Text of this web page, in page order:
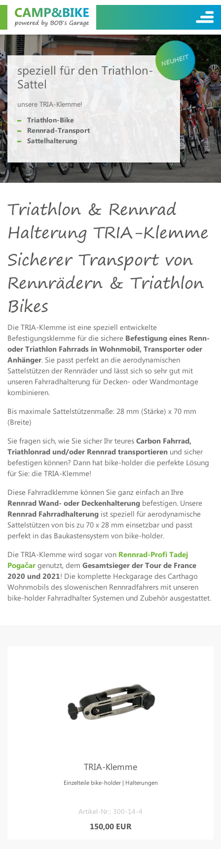
speziell für den Triathlon-
Sattel
unsere TRIA-Klemme!
Triathlon-Bike
Rennrad-Transport
Sattelhalterung
NEUHEIT
Triathlon & Rennrad
Halterung TRIA-Klemme
Sicherer Transport von
Rennrädern & Triathlon
Bikes
Die TRIA-Klemme ist eine speziell entwickelte
Befestigungsklemme für die sichere Befestigung eines Renn-
oder Triathlon Fahrrads in Wohnmobil, Transporter oder
Anhänger. Sie passt perfekt an die aerodynamischen
Sattelstützen der Rennräder und lässt sich so sehr gut mit
unseren Fahrradhalterung für Decken- oder Wandmontage
kombinieren.
Bis maximale Sattelstützenmaße: 28 mm (Stärke) x 70 mm
(Breite)
Sie fragen sich, wie Sie sicher Ihr teures Carbon Fahrrad,
Triathlonrad und/oder Rennrad transportieren und sicher
befestigen können? Dann hat bike-holder die perfekte Lösung
für Sie: die TRIA-Klemme!
Diese Fahrradklemme können Sie ganz einfach an Ihre
Rennrad Wand- oder Deckenhalterung befestigen. Unsere
Rennrad Fahrradhalterung ist speziell für aerodynamische
Sattelstützen von bis zu 70 x 28 mm einsetzbar und passt
perfekt in das Baukastensystem von bike-holder.
Die TRIA-Klemme wird sogar von Rennrad-Profi Tadej
Pogačar genutzt, dem Gesamtsieger der Tour de France
2020 und 2021! Die komplette Heckgarage des Carthago
Wohnmobils des slowenischen Rennradfahrers mit unseren
bike-holder Fahrradhalter Systemen und Zubehör ausgestattet.
TRIA-Klemme
Einzelteile bike-holder | Halterungen
Artikel-Nr.: 300-14-4
150,00 EUR